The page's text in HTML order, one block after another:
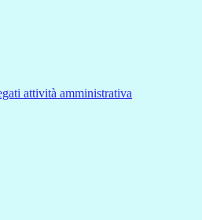
attività amministrativa